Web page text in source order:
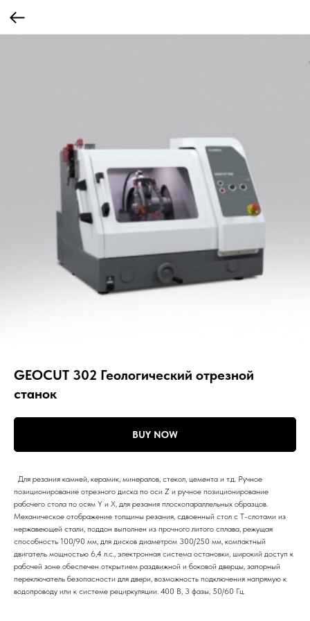
GEOCUT 302 Геологический отрезной
станок
BUY NOW
Для резания камней, керамик, минералов, стекол, цемента и т.д. Ручное
позиционирование отрезного диска по оси Z и ручное позиционирование
рабочего стола по осям Y и X, для резания плоскопараллельных образцов.
Механическое отображение толщины резания, сдвоенный стол с Т-слотами из
нержавеющей стали, поддон выполнен из прочного литого сплава, режущая
способность 100/90 мм, для дисков диаметром 300/250 мм, компактный
двигатель мощностью 6,4 л.с., электронная система остановки, широкий доступ к
рабочей зоне обеспечен открытием раздвижной и боковой дверцы, запорный
переключатель безопасности для двери, возможность подключения напрямую к
водопроводу или к системе рециркуляции. 400 В, 3 фазы, 50/60 Гц.